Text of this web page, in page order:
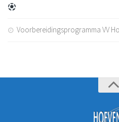
Voorbereidingsprogramma VV